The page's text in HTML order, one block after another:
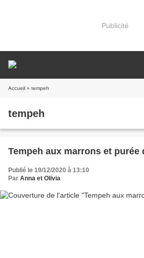
Publicité
Accueil » tempeh
tempeh
Tempeh aux marrons et purée
Publié le 19/12/2020 à 13:10
Par Anna et Olivia